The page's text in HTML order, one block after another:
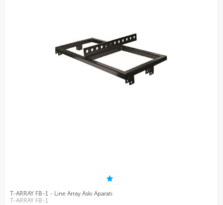
T-ARRAY FB-1 - Line Array Askı Aparatı
T-ARRAY FB-1